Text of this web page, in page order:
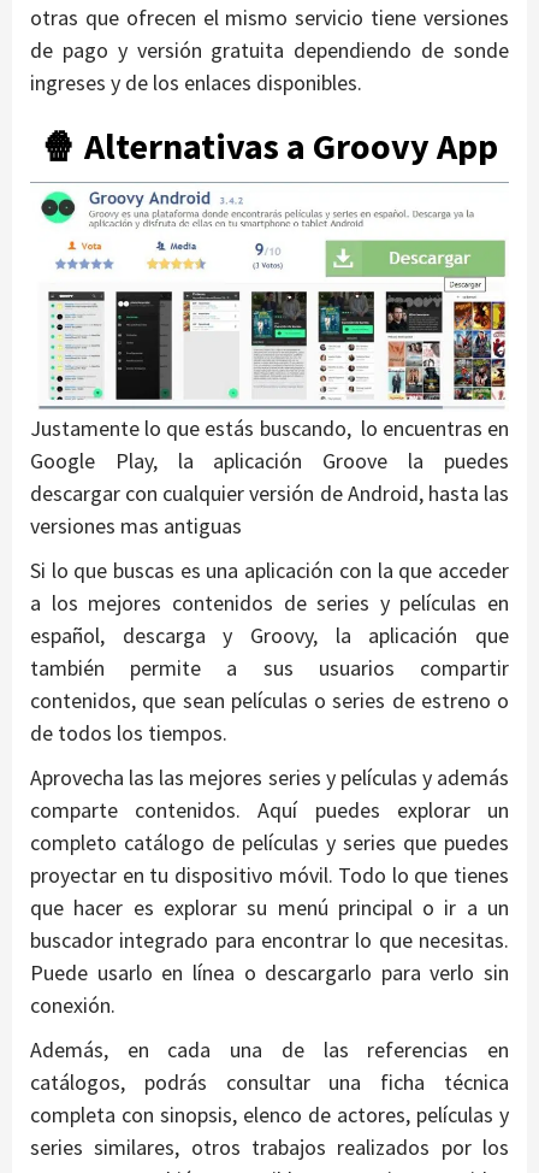
otras que ofrecen el mismo servicio tiene versiones
de pago y versión gratuita dependiendo de sonde
ingreses y de los enlaces disponibles.
🍿 Alternativas a Groovy App
Justamente lo que estás buscando, lo encuentras en
Google Play, la aplicación Groove la puedes
descargar con cualquier versión de Android, hasta las
versiones mas antiguas
Si lo que buscas es una aplicación con la que acceder
a los mejores contenidos de series y películas en
español, descarga y Groovy, la aplicación que
también permite a sus usuarios compartir
contenidos, que sean películas o series de estreno o
de todos los tiempos.
Aprovecha las las mejores series y películas y además
comparte contenidos. Aquí puedes explorar un
completo catálogo de películas y series que puedes
proyectar en tu dispositivo móvil. Todo lo que tienes
que hacer es explorar su menú principal o ir a un
buscador integrado para encontrar lo que necesitas.
Puede usarlo en línea o descargarlo para verlo sin
conexión.
Además, en cada una de las referencias en
catálogos, podrás consultar una ficha técnica
completa con sinopsis, elenco de actores, películas y
series similares, otros trabajos realizados por los